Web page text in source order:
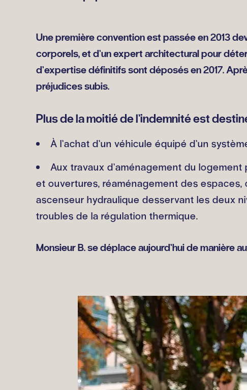
Une première convention est passée en 2013
corporels, et d’un expert architectural pour
d’expertise définitifs sont déposés en 2017.
préjudices subis.
Plus de la moitié de l’indemnité est
À l’achat d’un véhicule équipé d’un
Aux travaux d’aménagement du
et ouvertures, réaménagement des espaces,
ascenseur hydraulique desservant les deux
troubles de la régulation thermique.
Monsieur B. se déplace aujourd’hui de manière